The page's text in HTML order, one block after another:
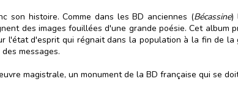
son histoire. Comme dans les BD anciennes (Bécassine)
des images fouillées d'une grande poésie. Cet
l'état d'esprit qui régnait dans la population à la fin de
messages.
magistrale, un monument de la BD française qui se